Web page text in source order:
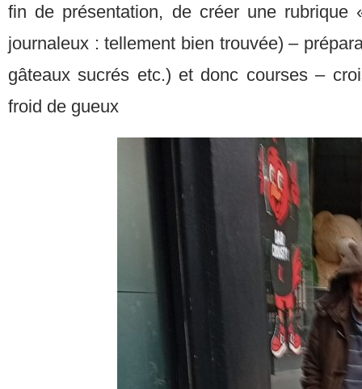
fin de présentation, de créer une rubrique
journaleux : tellement bien trouvée) –
gâteaux sucrés etc.) et donc courses –
froid de gueux